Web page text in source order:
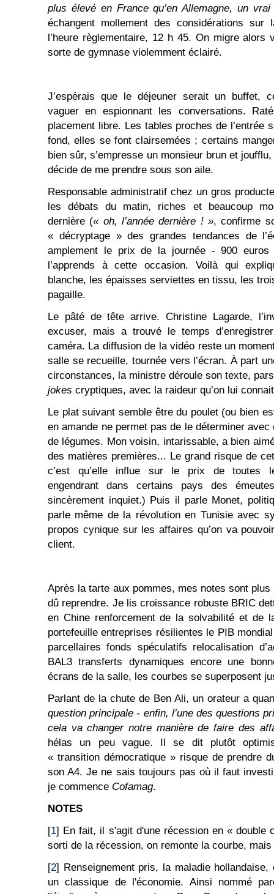
plus élevé en France qu’en Allemagne, un
échangent mollement des considérations sur
l’heure règlementaire, 12 h 45. On migre alors
sorte de gymnase violemment éclairé.
J’espérais que le déjeuner serait un buffet,
vaguer en espionnant les conversations.
placement libre. Les tables proches de l’entrée
fond, elles se font clairsemées ; certains
bien sûr, s’empresse un monsieur brun et
décide de me prendre sous son aile.
Responsable administratif chez un gros
les débats du matin, riches et beaucoup
dernière (« oh, l’année dernière ! », confirme
« décryptage » des grandes tendances de
amplement le prix de la journée - 900 euros
l’apprends à cette occasion. Voilà qui
blanche, les épaisses serviettes en tissu, les
pagaille.
Le pâté de tête arrive. Christine Lagarde,
excuser, mais a trouvé le temps
caméra. La diffusion de la vidéo reste un
salle se recueille, tournée vers l’écran. À part
circonstances, la ministre déroule son texte,
jokes cryptiques, avec la raideur qu’on lui
Le plat suivant semble être du poulet (ou bien
en amande ne permet pas de le déterminer
de légumes. Mon voisin, intarissable, a bien
des matières premières... Le grand risque de
c’est qu’elle influe sur le prix de toutes
engendrant dans certains pays des
sincèrement inquiet.) Puis il parle Monet,
parle même de la révolution en Tunisie avec
propos cynique sur les affaires qu’on va
client.
Après la tarte aux pommes, mes notes sont
dû reprendre. Je lis croissance robuste BRIC
en Chine renforcement de la solvabilité et de
portefeuille entreprises résilientes le PIB
parcellaires fonds spéculatifs relocalisation
BAL3 transferts dynamiques encore une
écrans de la salle, les courbes se superposent
Parlant de la chute de Ben Ali, un orateur a
question principale - enfin, l’une des questions
cela va changer notre manière de faire des
hélas un peu vague. Il se dit plutôt
« transition démocratique » risque de prendre
son A4. Je ne sais toujours pas où il faut
je commence Cofamag.
NOTES
[1] En fait, il s'agit d'une récession en « double
sorti de la récession, on remonte la courbe,
[2] Renseignement pris, la maladie
un classique de l'économie. Ainsi nommé